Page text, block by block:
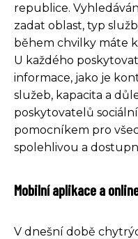
republice.
zadat oblast, typ
během chvilky máte k
U každého
informace, jako je
služeb, kapacita a
poskytovatelů
pomocníkem pro
spolehlivou a
Mobilní aplikace a
V dnešní době